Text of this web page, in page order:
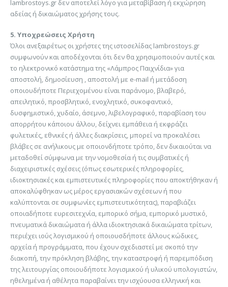
lambrostoys.gr δεν αποτελεί λόγο για μεταβίβαση ή εκχώρηση
αδείας ή δικαιώματος χρήσης τους.
5. Υποχρεώσεις Χρήστη
Όλοι ανεξαιρέτως οι χρήστες της ιστοσελίδας lambrostoys.gr
συμφωνούν και αποδέχονται ότι δεν θα χρησιμοποιούν αυτές και
το ηλεκτρονικό κατάστημα της «Λάμπρος Παιχνίδια» για
αποστολή, δημοσίευση , αποστολή με e-mail ή μετάδοση
οποιουδήποτε Περιεχομένου είναι παράνομο, βλαβερό,
απειλητικό, προσβλητικό, ενοχλητικό, συκοφαντικό,
δυσφημιστικό, χυδαίο, άσεμνο, λιβελογραφικό, παραβίαση του
απορρήτου κάποιου άλλου, δείχνει εμπάθεια ή εκφράζει
φυλετικές, εθνικές ή άλλες διακρίσεις, μπορεί να προκαλέσει
βλάβες σε ανήλικους με οποιονδήποτε τρόπο, δεν δικαιούται να
μεταδοθεί σύμφωνα με την νομοθεσία ή τις συμβατικές ή
διαχειριστικές σχέσεις (όπως εσωτερικές πληροφορίες,
ιδιοκτησιακές και εμπιστευτικές πληροφορίες που αποκτήθηκαν ή
αποκαλύφθηκαν ως μέρος εργασιακών σχέσεων ή που
καλύπτονται σε συμφωνίες εμπιστευτικότητας), παραβιάζει
οποιαδήποτε ευρεσιτεχνία, εμπορικό σήμα, εμπορικό μυστικό,
πνευματικά δικαιώματα ή άλλα ιδιοκτησιακά δικαιώματα τρίτων,
περιέχει ιούς λογισμικού ή οποιουσδήποτε άλλους κώδικες,
αρχεία ή προγράμματα, που έχουν σχεδιαστεί με σκοπό την
διακοπή, την πρόκληση βλάβης, την καταστροφή ή παρεμπόδιση
της λειτουργίας οποιουδήποτε λογισμικού ή υλικού υπολογιστών,
ηθελημένα ή αθέλητα παραβαίνει την ισχύουσα ελληνική και